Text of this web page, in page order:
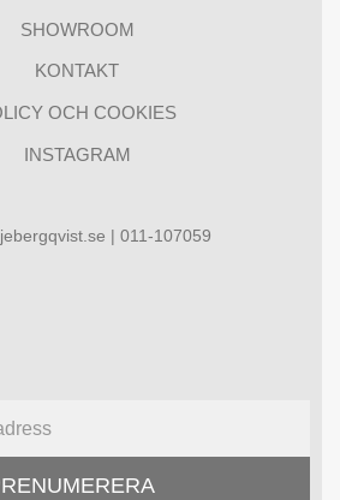
SHOWROOM
KONTAKT
OCH COOKIES
INSTAGRAM
| 011-107059